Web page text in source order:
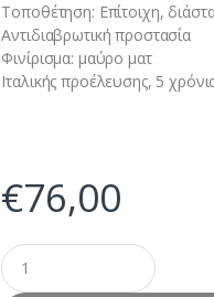
Τοποθέτηση: Επίτοιχη,
Αντιδιαβρωτική προστασία
Φινίρισμα: μαύρο ματ
Ιταλικής προέλευσης, 5
€76,00